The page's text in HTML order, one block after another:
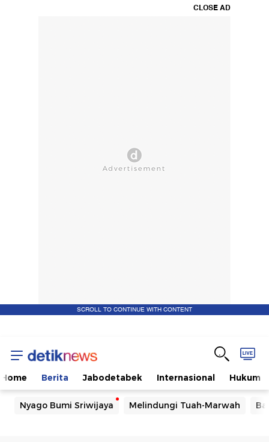
CLOSE AD
SCROLL TO CONTINUE WITH CONTENT
Home Berita Jabodetabek Internasional Hukum
Nyago Bumi Sriwijaya Melindungi Tuah-Marwah